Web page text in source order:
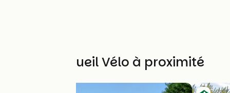
Autres Accueil Vélo à proximité